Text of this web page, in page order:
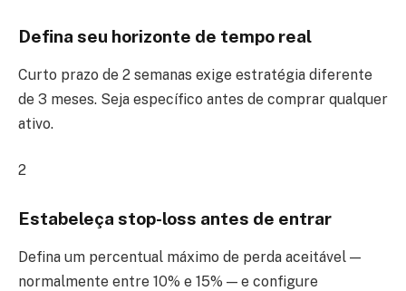
Defina seu horizonte de tempo real
Curto prazo de 2 semanas exige estratégia diferente
de 3 meses. Seja específico antes de comprar qualquer
ativo.
2
Estabeleça stop-loss antes de entrar
Defina um percentual máximo de perda aceitável —
normalmente entre 10% e 15% — e configure